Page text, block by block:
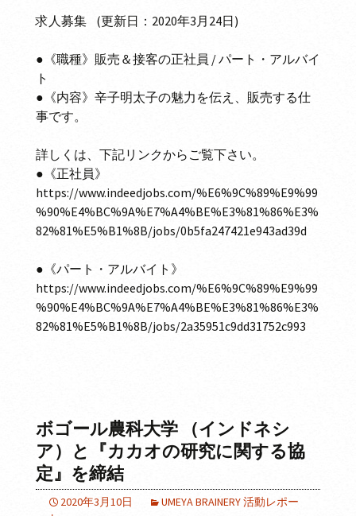
求人募集 (更新日：2020年3月24日)
●《職種》販売＆接客の正社員 / パート・アルバイ
ト
●《内容》辛子明太子の魅力を伝え、販売する仕
事です。
詳しくは、下記リンクからご覧下さい。
●《正社員》
https://www.indeedjobs.com/%E6%9C%89%E9%99
%90%E4%BC%9A%E7%A4%BE%E3%81%86%E3%
82%81%E5%B1%8B/jobs/0b5fa247421e943ad39d
●《パート・アルバイト》
https://www.indeedjobs.com/%E6%9C%89%E9%99
%90%E4%BC%9A%E7%A4%BE%E3%81%86%E3%
82%81%E5%B1%8B/jobs/2a35951c9dd31752c993
ボゴール農科大学 （インドネシ
ア）と『カカオの研究に関する協
定』を締結
2020年3月10日
UMEYA BRAINERY 活動レポー